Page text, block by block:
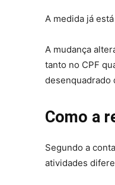
A medida já
A mudança
tanto no CPF
desenquadrado
Como a
Segundo a
atividades